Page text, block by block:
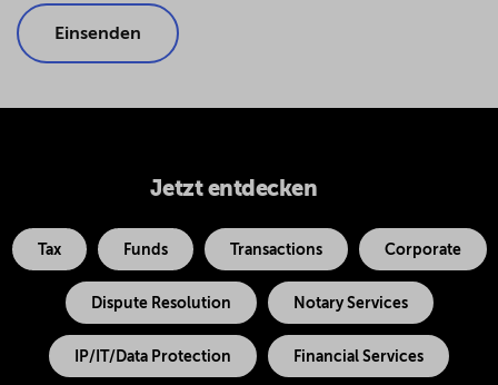
Jetzt entdecken
Tax Funds Transactions Corporate
Dispute Resolution Notary Services
IP/IT/Data Protection Financial Services